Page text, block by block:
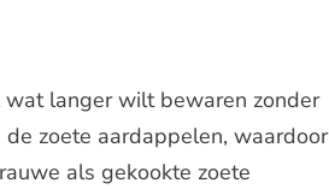
wat langer wilt bewaren zonder
zoete aardappelen, waardoor
als gekookte zoete